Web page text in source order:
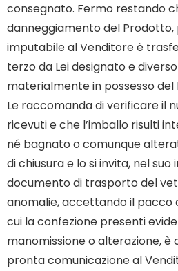
consegnato. Fermo restando
danneggiamento del Prodotto,
imputabile al Venditore è
terzo da Lei designato e
materialmente in possesso
Le raccomanda di verificare il
ricevuti e che l’imballo risulti
né bagnato o comunque
di chiusura e lo si invita, nel
documento di trasporto del
anomalie, accettando il pacco
cui la confezione presenti
manomissione o alterazione,
pronta comunicazione al